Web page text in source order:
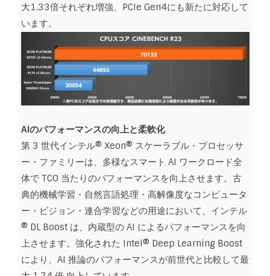
大1.33倍それぞれ増強、PCIe Gen4にも新たに対応して
います。
AIのパフォーマンスの向上と柔軟化
第 3 世代インテル® Xeon® スケーラブル・プロセッサ
ー・ファミリーは、多様なスマート AI ワークロード全
体で TCO 当たりのパフォーマンスを向上させます。古
典的機械学習・自然言語処理・高解像度なコンピュータ
ー・ビジョン・連合学習などの用途において、インテル
® DL Boost は、内蔵型の AI によるパフォーマンスを向
上させます。強化された Intel® Deep Learning Boost
により、AI 推論のパフォーマンスが前世代と比較して最